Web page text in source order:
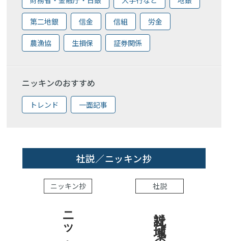
第二地銀 信金 信組 労金
農漁協 生損保 証券関係
ニッキンのおすすめ
トレンド 一面記事
社説／ニッキン抄
ニッキン抄 社説